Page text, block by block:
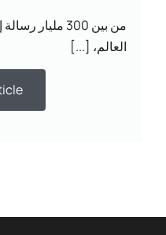
من بين 300
العالم، [...]